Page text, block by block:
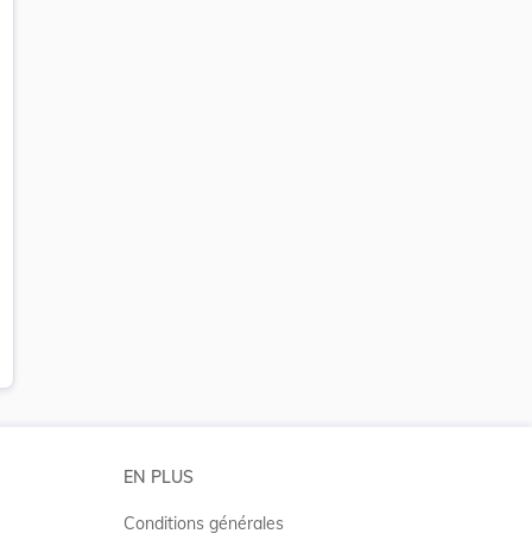
EN PLUS
Conditions générales